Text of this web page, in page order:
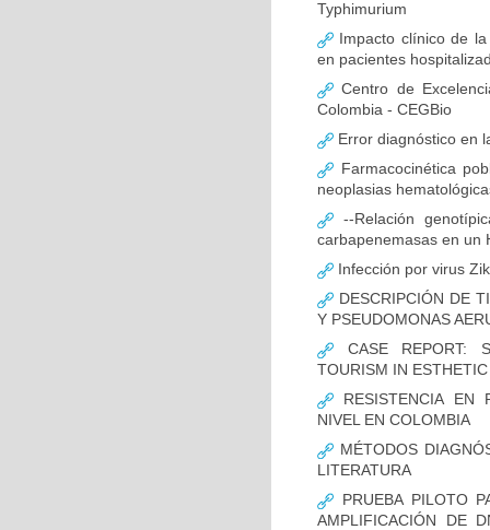
Typhimurium
Impacto clínico de
en pacientes
Centro de
Colombia - CEGBio
Error diagnóstico en
Farmacocinética
neoplasias
--Relación
carbapenemasas en un
Infección por virus
DESCRIPCIÓN DE
Y PSEUDOMONAS
CASE REPORT:
TOURISM IN
RESISTENCIA EN
NIVEL EN COLOMBIA
MÉTODOS
LITERATURA
PRUEBA PILOTO
AMPLIFICACIÓN DE